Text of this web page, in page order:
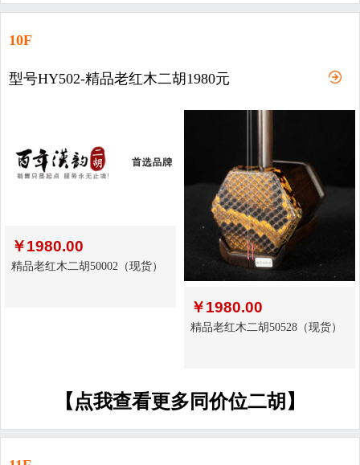
10F
型号HY502-精品老红木二胡1980元
￥1980.00
精品老红木二胡50002（现货）
￥1980.00
精品老红木二胡50528（现货）
【点我查看更多同价位二胡】